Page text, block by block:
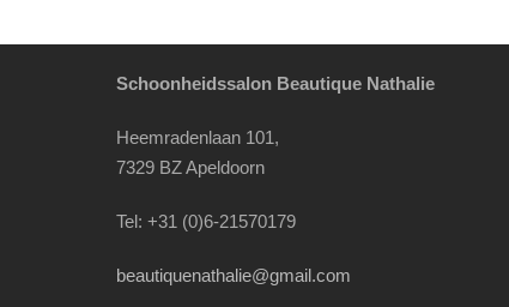
Schoonheidssalon Beautique Nathalie
Heemradenlaan 101,
7329 BZ Apeldoorn
Tel: +31 (0)6-21570179
beautiquenathalie@gmail.com